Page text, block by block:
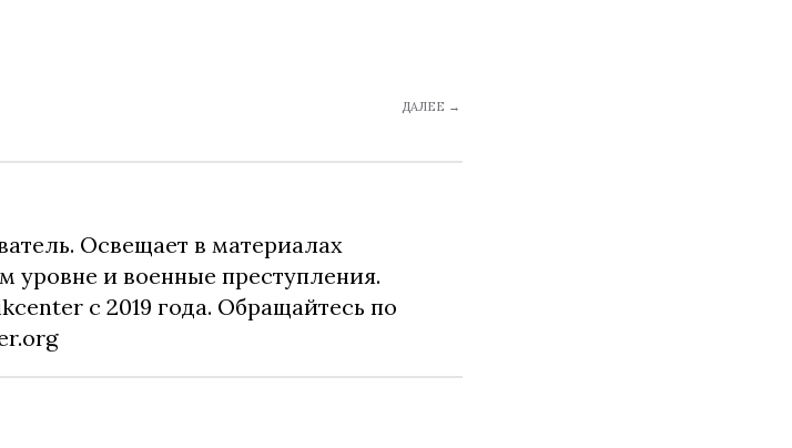
ДАЛЕЕ →
Освещает в материалах
уровне и военные преступления.
с 2019 года. Обращайтесь по